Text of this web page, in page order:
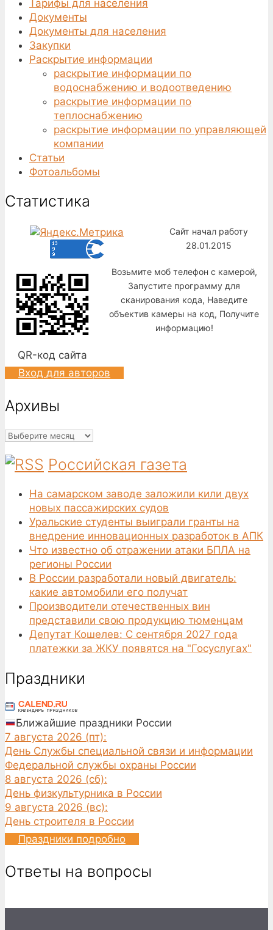
Тарифы для населения
Документы
Документы для населения
Закупки
Раскрытие информации
раскрытие информации по
водоснабжению и водоотведению
раскрытие информации по
теплоснабжению
раскрытие информации по управляющей
компании
Статьи
Фотоальбомы
Статистика
Сайт начал работу
28.01.2015
QR-код сайта
Возьмите моб телефон с камерой,
Запустите программу для
сканирования кода, Наведите
объектив камеры на код, Получите
информацию!
Вход для авторов
Архивы
Архивы
Российская газета
На самарском заводе заложили кили двух
новых пассажирских судов
Уральские студенты выиграли гранты на
внедрение инновационных разработок в АПК
Что известно об отражении атаки БПЛА на
регионы России
В России разработали новый двигатель:
какие автомобили его получат
Производители отечественных вин
представили свою продукцию тюменцам
Депутат Кошелев: С сентября 2027 года
платежки за ЖКУ появятся на "Госуслугах"
Праздники
Ближайшие праздники России
7 августа 2026 (пт):
День Службы специальной связи и информации
Федеральной службы охраны России
8 августа 2026 (сб):
День физкультурника в России
9 августа 2026 (вс):
День строителя в России
Праздники подробно
Ответы на вопросы